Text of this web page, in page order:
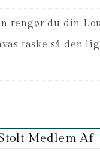
rengør du din
taske så den
Medlem Af